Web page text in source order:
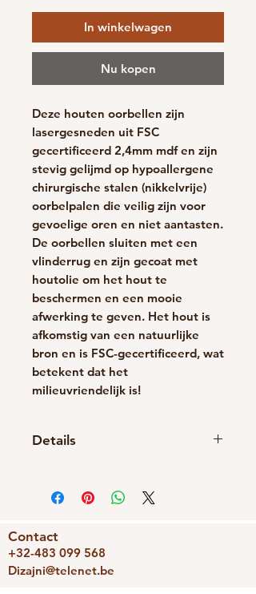
In winkelwagen
Nu kopen
Deze houten oorbellen zijn
lasergesneden uit FSC
gecertificeerd 2,4mm mdf en zijn
stevig gelijmd op hypoallergene
chirurgische stalen (nikkelvrije)
oorbelpalen die veilig zijn voor
gevoelige oren en niet aantasten.
De oorbellen sluiten met een
vlinderrug en zijn gecoat met
houtolie om het hout te
beschermen en een mooie
afwerking te geven. Het hout is
afkomstig van een natuurlijke
bron en is FSC-gecertificeerd, wat
betekent dat het
milieuvriendelijk is!
Details
Sluiting: Vlinder
Contact
+32-483 099 568
Dizajni@telenet.be